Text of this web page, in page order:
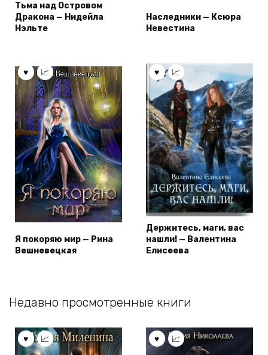
Тьма над Островом
Дракона — Нидейла
Нэльте
Наследники — Ксюра
Невестина
Я покоряю мир — Рина
Вешневецкая
Держитесь, маги, вас
нашли! — Валентина
Елисеева
Недавно просмотренные книги